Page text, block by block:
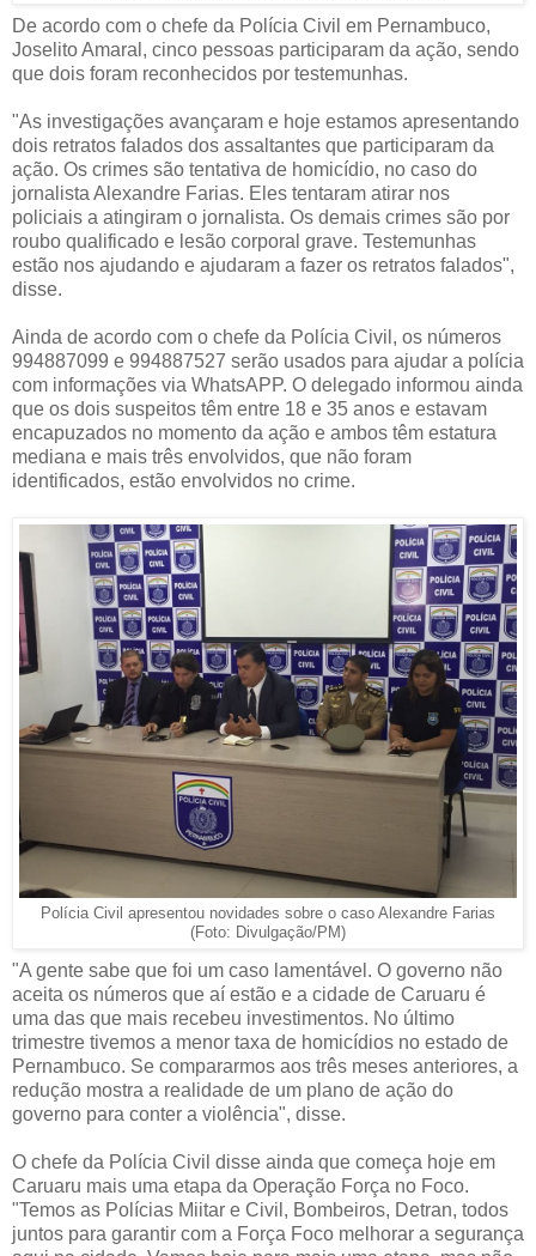
De acordo com o chefe da Polícia Civil em Pernambuco,
Joselito Amaral, cinco pessoas participaram da ação, sendo
que dois foram reconhecidos por testemunhas.
"As investigações avançaram e hoje estamos apresentando
dois retratos falados dos assaltantes que participaram da
ação. Os crimes são tentativa de homicídio, no caso do
jornalista Alexandre Farias. Eles tentaram atirar nos
policiais a atingiram o jornalista. Os demais crimes são por
roubo qualificado e lesão corporal grave. Testemunhas
estão nos ajudando e ajudaram a fazer os retratos falados",
disse.
Ainda de acordo com o chefe da Polícia Civil, os números
994887099 e 994887527 serão usados para ajudar a polícia
com informações via WhatsAPP. O delegado informou ainda
que os dois suspeitos têm entre 18 e 35 anos e estavam
encapuzados no momento da ação e ambos têm estatura
mediana e mais três envolvidos, que não foram
identificados, estão envolvidos no crime.
Polícia Civil apresentou novidades sobre o caso Alexandre Farias
(Foto: Divulgação/PM)
"A gente sabe que foi um caso lamentável. O governo não
aceita os números que aí estão e a cidade de Caruaru é
uma das que mais recebeu investimentos. No último
trimestre tivemos a menor taxa de homicídios no estado de
Pernambuco. Se compararmos aos três meses anteriores, a
redução mostra a realidade de um plano de ação do
governo para conter a violência", disse.
O chefe da Polícia Civil disse ainda que começa hoje em
Caruaru mais uma etapa da Operação Força no Foco.
"Temos as Polícias Miitar e Civil, Bombeiros, Detran, todos
juntos para garantir com a Força Foco melhorar a segurança